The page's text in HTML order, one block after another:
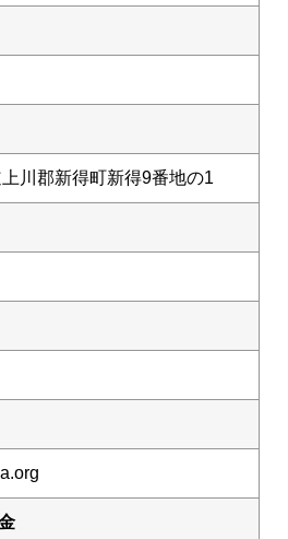
ース
舎製)
川郡新得町新得9番地の1